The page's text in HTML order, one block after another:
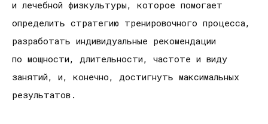
и лечебной физкультуры, которое помогает
определить стратегию тренировочного процесса,
разработать индивидуальные рекомендации
по мощности, длительности, частоте и виду
занятий, и, конечно, достигнуть максимальных
результатов.